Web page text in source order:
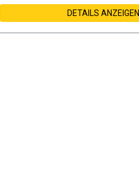
DETAILS ANZEIGEN